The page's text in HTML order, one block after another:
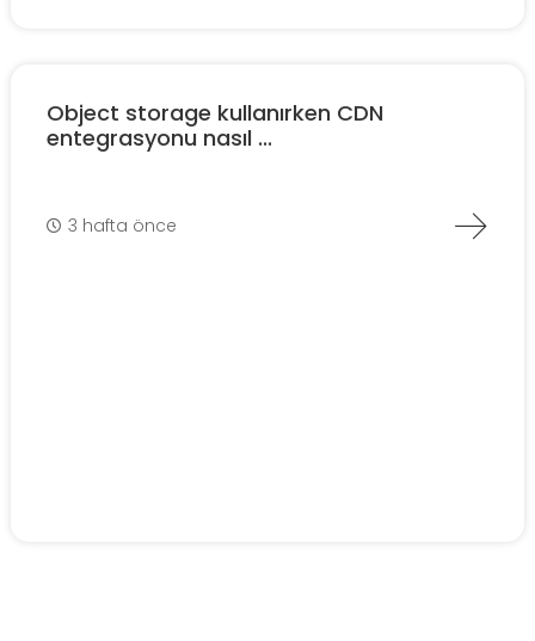
Object storage kullanırken CDN
entegrasyonu nasıl ...
3 hafta önce